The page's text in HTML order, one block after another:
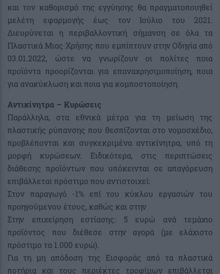
και τον καθορισμό της εγγύησης θα πραγματοποιηθεί
μελέτη εφαρμογής έως τον Ιούλιο του 2021.
Διευρύνεται η περιβαλλοντική σήμανση σε όλα τα
Πλαστικά Μιας Χρήσης που εμπίπτουν στην Οδηγία από
03.01.2022, ώστε να γνωρίζουν οι πολίτες ποια
προϊόντα προορίζονται για επαναχρησιμοποίηση, ποια
για ανακύκλωση και ποια για κομποστοποίηση.
Αντικίνητρα – Κυρώσεις
Παράλληλα, στα εθνικά μέτρα για τη μείωση της
πλαστικής ρύπανσης που θεσπίζονται στο νομοσχέδιο,
προβλέπονται και συγκεκριμένα αντικίνητρα, υπό τη
μορφή κυρώσεων. Ειδικότερα, στις περιπτώσεις
διάθεσης προϊόντων που υπόκεινται σε απαγόρευση
επιβάλλεται πρόστιμο που αντιστοιχεί:
Στον παραγωγό -1% επί του κύκλου εργασιών του
προηγούμενου έτους, καθώς και στην
Στην επιχείρηση εστίασης: 5 ευρώ ανά τεμάχιο
προϊόντος που διέθεσε στην αγορά (με ελάχιστο
πρόστιμο τα 1.000 ευρώ).
Για τη μη απόδοση της Εισφοράς από τα πλαστικά
ποτήρια και τους περιέκτες τροφίμων επιβάλλεται